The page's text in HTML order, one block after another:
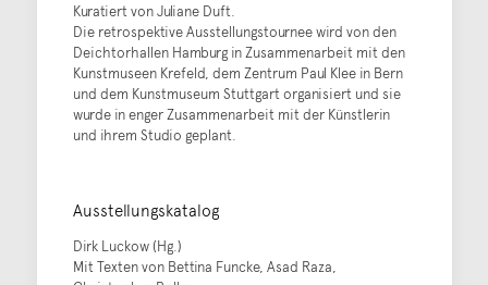
Kuratiert von Juliane Duft.
Die retrospektive Ausstellungstournee wird von den
Deichtorhallen Hamburg in Zusammenarbeit mit den
Kunstmuseen Krefeld, dem Zentrum Paul Klee in Bern
und dem Kunstmuseum Stuttgart organisiert und sie
wurde in enger Zusammenarbeit mit der Künstlerin
und ihrem Studio geplant.
Ausstellungskatalog
Dirk Luckow (Hg.)
Mit Texten von Bettina Funcke, Asad Raza,